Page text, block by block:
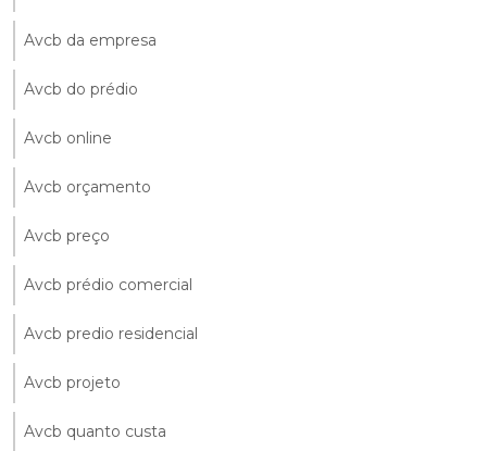
Avcb da empresa
Avcb do prédio
Avcb online
Avcb orçamento
Avcb preço
Avcb prédio comercial
Avcb predio residencial
Avcb projeto
Avcb quanto custa